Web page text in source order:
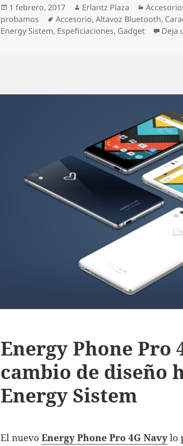
Publicado
el
1 febrero, 2017 Autor
Erlantz Plaza
probamos
Etiquetas
Accesorio,Altavoz Bluetooth,
Energy Sistem, Espeficiaciones, Gadget Deja
Energy Phone Pro
cambio de diseño
Energy Sistem
El nuevoEnergy Phone Pro 4G Navylo